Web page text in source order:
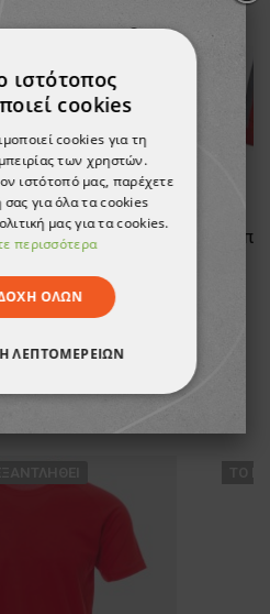
€
ΑΠΟ ΤΗ
ιστότοπος
cookies
cookies για τη
των χρηστών.
ιστότοπό μας, παρέχετε
για όλα τα cookies
μας για τα cookies.
περισσότερα
ΌΛΩΝ
ΛΕΠΤΟΜΕΡΕΙΏΝ
ΑΠΑΡΑΊΤΗΤΑ